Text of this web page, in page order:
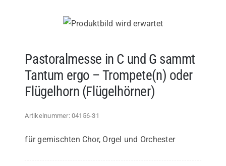
Kontakt
Pastoralmesse in C und G sammt
Tantum ergo – Trompete(n) oder
Flügelhorn (Flügelhörner)
Artikelnummer: 04156-31
für gemischten Chor, Orgel und Orchester